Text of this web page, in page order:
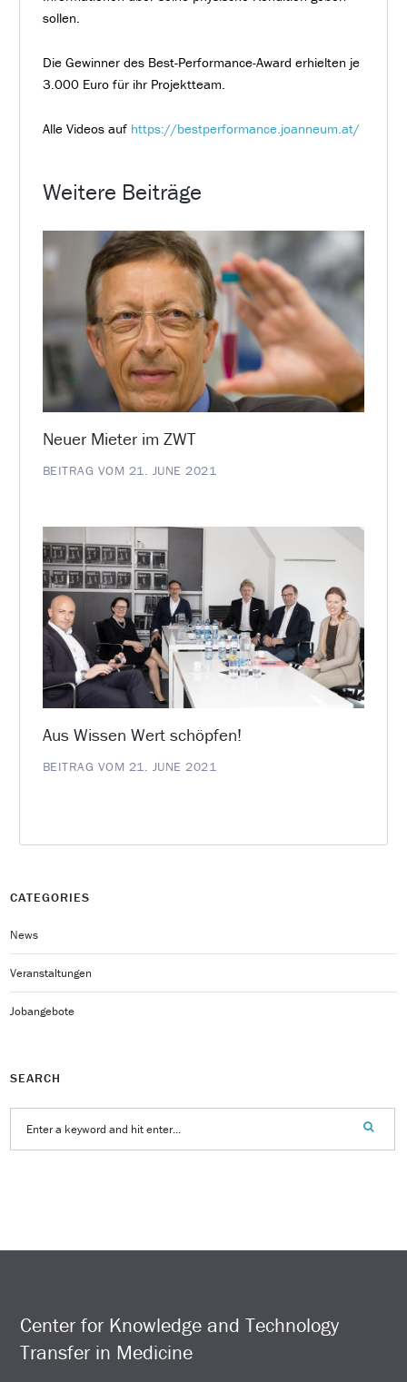
sollen.
Die Gewinner des Best-Performance-Award erhielten je
3.000 Euro für ihr Projektteam.
Alle Videos auf https://bestperformance.joanneum.at/
Weitere Beiträge
Neuer Mieter im ZWT
BEITRAG VOM 21. JUNE 2021
Aus Wissen Wert schöpfen!
BEITRAG VOM 21. JUNE 2021
CATEGORIES
News
Veranstaltungen
Jobangebote
SEARCH
Center for Knowledge and Technology
Transfer in Medicine